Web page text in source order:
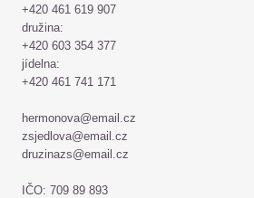
+420 461 619 907
družina:
+420 603 354 377
jídelna:
+420 461 741 171
hermonova@email.cz
zsjedlova@email.cz
druzinazs@email.cz
IČO: 709 89 893